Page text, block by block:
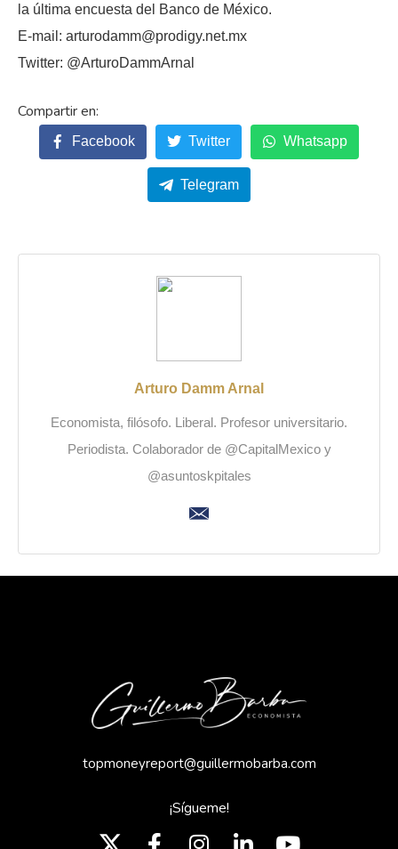
la última encuesta del Banco de México.
E-mail: arturodamm@prodigy.net.mx
Twitter: @ArturoDammArnal
Facebook Twitter Whatsapp
Telegram
Arturo Damm Arnal
Economista, filósofo. Liberal. Profesor universitario.
Periodista. Colaborador de @CapitalMexico y
@asuntoskpitales
topmoneyreport@guillermobarba.com
¡Sígueme!